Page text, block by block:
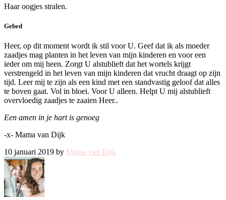
Haar oogjes stralen.
Gebed
Heer, op dit moment wordt ik stil voor U. Geef dat ik als moeder
zaadjes mag planten in het leven van mijn kinderen en voor een
ieder om mij heen. Zorgt U alstublieft dat het wortels krijgt
verstrengeld in het leven van mijn kinderen dat vrucht draagt op zijn
tijd. Leer mij te zijn als een kind met een standvastig geloof dat alles
te boven gaat. Vol in bloei. Voor U alleen. Helpt U mij alstublieft
overvloedig zaadjes te zaaien Heer..
Een amen in je hart is genoeg
-x- Mama van Dijk
10 januari 2019 by Mama van Dijk